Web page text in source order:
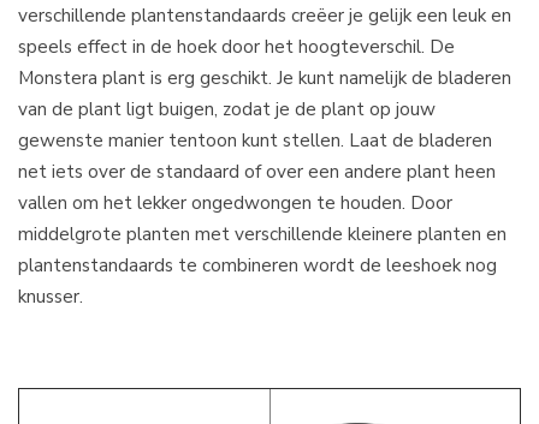
verschillende plantenstandaards creëer je gelijk een leuk en
speels effect in de hoek door het hoogteverschil. De
Monstera plant is erg geschikt. Je kunt namelijk de bladeren
van de plant ligt buigen, zodat je de plant op jouw
gewenste manier tentoon kunt stellen. Laat de bladeren
net iets over de standaard of over een andere plant heen
vallen om het lekker ongedwongen te houden. Door
middelgrote planten met verschillende kleinere planten en
plantenstandaards te combineren wordt de leeshoek nog
knusser.